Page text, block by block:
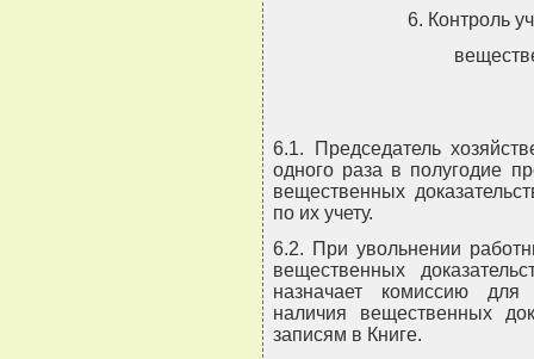
6. Контроль
6.1. Председатель
одного раза в полугодие
вещественных
по их учету.
6.2. При увольнении
вещественных
назначает комиссию для
наличия вещественных
записям в Книге.